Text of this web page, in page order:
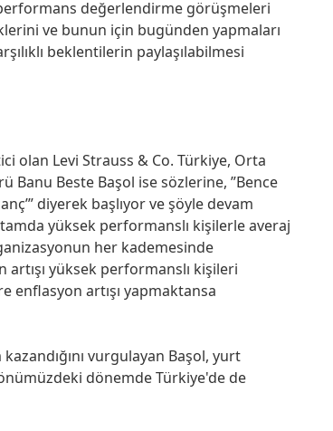
değerlendirme görüşmeleri
ve bunun için bugünden yapmaları
beklentilerin paylaşılabilmesi
olan Levi Strauss & Co. Türkiye, Orta
Banu Beste Başol ise sözlerine, ”Bence
diyerek başlıyor ve şöyle devam
yüksek performanslı kişilerle averaj
her kademesinde
yüksek performanslı kişileri
enflasyon artışı yapmaktansa
vurgulayan Başol, yurt
önümüzdeki dönemde Türkiye'de de